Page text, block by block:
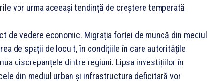
vor urma aceeași tendință de creștere temperată
de vedere economic. Migrația forței de muncă din mediul
de spații de locuit, în condițiile în care autoritățile
discrepanțele dintre regiuni. Lipsa investițiilor în
din mediul urban și infrastructura deficitară vor